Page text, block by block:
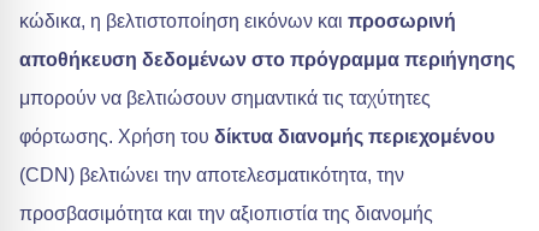
κώδικα, η βελτιστοποίηση εικόνων και προσωρινή
αποθήκευση δεδομένων στο πρόγραμμα περιήγησης
μπορούν να βελτιώσουν σημαντικά τις ταχύτητες
φόρτωσης. Χρήση του δίκτυα διανομής περιεχομένου
(CDN) βελτιώνει την αποτελεσματικότητα, την
προσβασιμότητα και την αξιοπιστία της διανομής